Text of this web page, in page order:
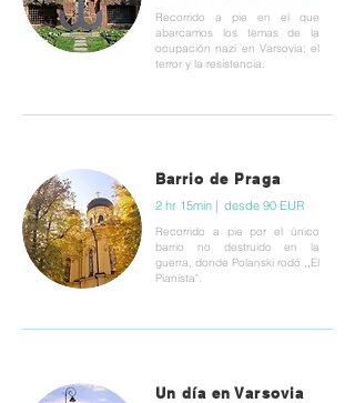
Recorrido a pie en el que
abarcamos los temas de la
ocupación nazi en Varsovia: el
terror y la resistencia.
Barrio de Praga
2 hr 15min | desde 90 EUR
Recorrido a pie por el único
barrio no destruido en la
guerra, donde Polanski rodó ,,El
Pianista".
Un día en Varsovia